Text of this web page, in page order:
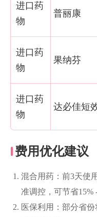
进口药
物
普丽康
进口药
物
果纳芬
进口药
物
达必佳短
费用优化建议
混合用药：前3天使
准调控，可节省15%
医保利用：部分省